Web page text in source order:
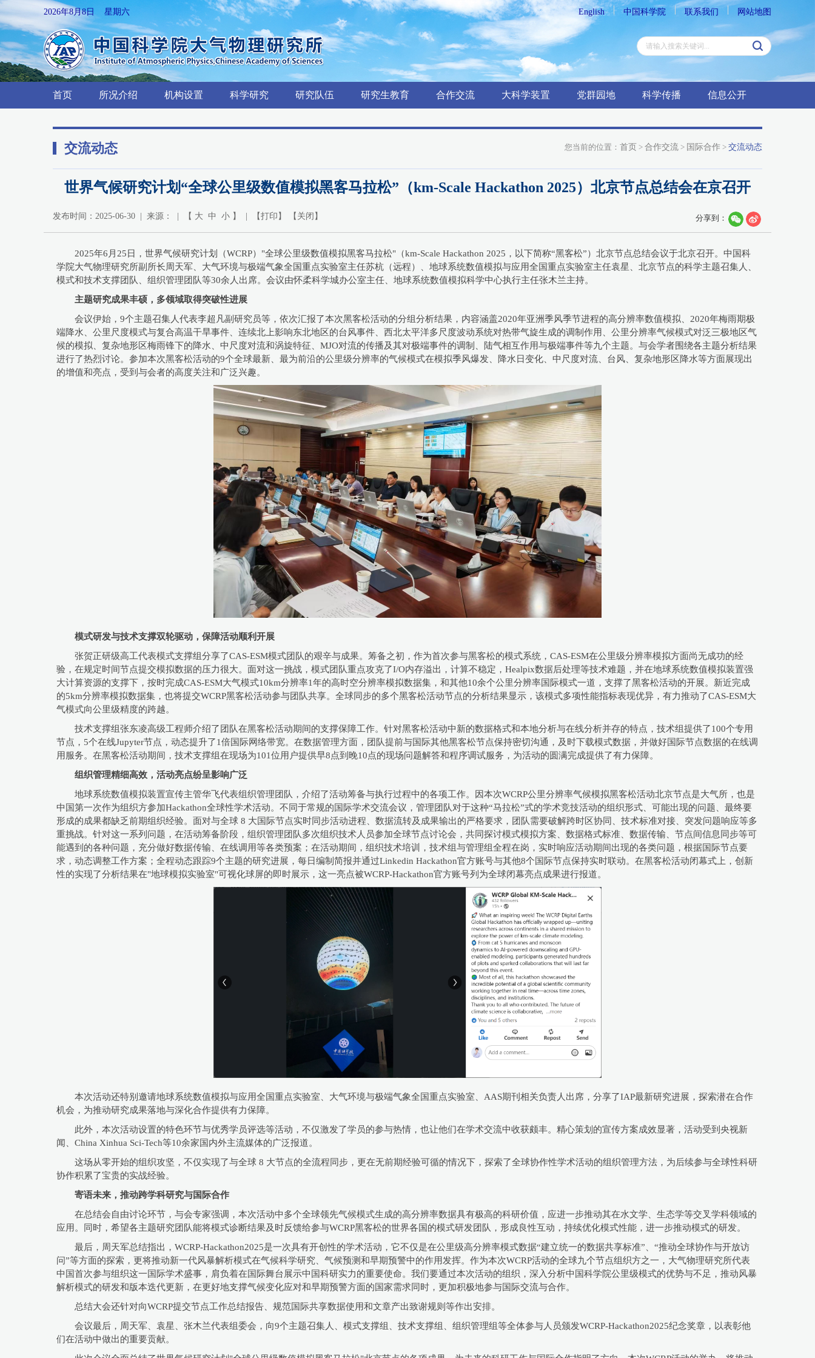
2026年8月8日 星期六 English 中国科学院 联系我们 网站地图
首页 所况介绍 机构设置 科学研究 研究队伍 研究生教育 合作交流 大科学装置 党群园地 科学传播 信息公开
交流动态 您当前的位置： 首页 > 合作交流 > 国际合作 > 交流动态
世界气候研究计划“全球公里级数值模拟黑客马拉松”（km-Scale Hackathon 2025）北京节点总结会在京召开
发布时间：2025-06-30 | 来源： | 【 大 中 小 】 | 【打印 】 【 关闭 】 分享到：
2025年6月25日，世界气候研究计划（WCRP）"全球公里级数值模拟黑客马拉松"（km-Scale Hackathon 2025，以下简称“黑客松”）北京节点总结会议于北京召开。中国科
学院大气物理研究所副所长周天军、大气环境与极端气象全国重点实验室主任苏杭（远程）、地球系统数值模拟与应用全国重点实验室主任袁星、北京节点的科学主题召集人、
模式和技术支撑团队、组织管理团队等30余人出席。会议由怀柔科学城办公室主任、地球系统数值模拟科学中心执行主任张木兰主持。
主题研究成果丰硕，多领域取得突破性进展
会议伊始，9个主题召集人代表李超凡副研究员等，依次汇报了本次黑客松活动的分组分析结果，内容涵盖2020年亚洲季风季节进程的高分辨率数值模拟、2020年梅雨期极
端降水、公里尺度模式与复合高温干旱事件、连续北上影响东北地区的台风事件、西北太平洋多尺度波动系统对热带气旋生成的调制作用、公里分辨率气候模式对泛三极地区气
候的模拟、复杂地形区梅雨锋下的降水、中尺度对流和涡旋特征、MJO对流的传播及其对极端事件的调制、陆气相互作用与极端事件等九个主题。与会学者围绕各主题分析结果
进行了热烈讨论。参加本次黑客松活动的9个全球最新、最为前沿的公里级分辨率的气候模式在模拟季风爆发、降水日变化、中尺度对流、台风、复杂地形区降水等方面展现出
的增值和亮点，受到与会者的高度关注和广泛兴趣。
模式研发与技术支撑双轮驱动，保障活动顺利开展
张贺正研级高工代表模式支撑组分享了CAS-ESM模式团队的艰辛与成果。筹备之初，作为首次参与黑客松的模式系统，CAS-ESM在公里级分辨率模拟方面尚无成功的经
验，在规定时间节点提交模拟数据的压力很大。面对这一挑战，模式团队重点攻克了I/O内存溢出，计算不稳定，Healpix数据后处理等技术难题，并在地球系统数值模拟装置强
大计算资源的支撑下，按时完成CAS-ESM大气模式10km分辨率1年的高时空分辨率模拟数据集，和其他10余个公里分辨率国际模式一道，支撑了黑客松活动的开展。新近完成
的5km分辨率模拟数据集，也将提交WCRP黑客松活动参与团队共享。全球同步的多个黑客松活动节点的分析结果显示，该模式多项性能指标表现优异，有力推动了CAS-ESM大
气模式向公里级精度的跨越。
技术支撑组张东凌高级工程师介绍了团队在黑客松活动期间的支撑保障工作。针对黑客松活动中新的数据格式和本地分析与在线分析并存的特点，技术组提供了100个专用
节点，5个在线Jupyter节点，动态提升了1倍国际网络带宽。在数据管理方面，团队提前与国际其他黑客松节点保持密切沟通，及时下载模式数据，并做好国际节点数据的在线调
用服务。在黑客松活动期间，技术支撑组在现场为101位用户提供早8点到晚10点的现场问题解答和程序调试服务，为活动的圆满完成提供了有力保障。
组织管理精细高效，活动亮点纷呈影响广泛
地球系统数值模拟装置宣传主管华飞代表组织管理团队，介绍了活动筹备与执行过程中的各项工作。因本次WCRP公里分辨率气候模拟黑客松活动北京节点是大气所，也是
中国第一次作为组织方参加Hackathon全球性学术活动。不同于常规的国际学术交流会议，管理团队对于这种“马拉松”式的学术竞技活动的组织形式、可能出现的问题、最终要
形成的成果都缺乏前期组织经验。面对与全球 8 大国际节点实时同步活动进程、数据流转及成果输出的严格要求，团队需要破解跨时区协同、技术标准对接、突发问题响应等多
重挑战。针对这一系列问题，在活动筹备阶段，组织管理团队多次组织技术人员参加全球节点讨论会，共同探讨模式模拟方案、数据格式标准、数据传输、节点间信息同步等可
能遇到的各种问题，充分做好数据传输、在线调用等各类预案；在活动期间，组织技术培训，技术组与管理组全程在岗，实时响应活动期间出现的各类问题，根据国际节点要
求，动态调整工作方案；全程动态跟踪9个主题的研究进展，每日编制简报并通过Linkedin Hackathon官方账号与其他8个国际节点保持实时联动。在黑客松活动闭幕式上，创新
性的实现了分析结果在"地球模拟实验室"可视化球屏的即时展示，这一亮点被WCRP-Hackathon官方账号列为全球闭幕亮点成果进行报道。
本次活动还特别邀请地球系统数值模拟与应用全国重点实验室、大气环境与极端气象全国重点实验室、AAS期刊相关负责人出席，分享了IAP最新研究进展，探索潜在合作
机会，为推动研究成果落地与深化合作提供有力保障。
此外，本次活动设置的特色环节与优秀学员评选等活动，不仅激发了学员的参与热情，也让他们在学术交流中收获颇丰。精心策划的宣传方案成效显著，活动受到央视新
闻、China Xinhua Sci-Tech等10余家国内外主流媒体的广泛报道。
这场从零开始的组织攻坚，不仅实现了与全球 8 大节点的全流程同步，更在无前期经验可循的情况下，探索了全球协作性学术活动的组织管理方法，为后续参与全球性科研
协作积累了宝贵的实战经验。
寄语未来，推动跨学科研究与国际合作
在总结会自由讨论环节，与会专家强调，本次活动中多个全球领先气候模式生成的高分辨率数据具有极高的科研价值，应进一步推动其在水文学、生态学等交叉学科领域的
应用。同时，希望各主题研究团队能将模式诊断结果及时反馈给参与WCRP黑客松的世界各国的模式研发团队，形成良性互动，持续优化模式性能，进一步推动模式的研发。
最后，周天军总结指出，WCRP-Hackathon2025是一次具有开创性的学术活动，它不仅是在公里级高分辨率模式数据“建立统一的数据共享标准”、“推动全球协作与开放访
问”等方面的探索，更将推动新一代风暴解析模式在气候科学研究、气候预测和早期预警中的作用发挥。作为本次WCRP活动的全球九个节点组织方之一，大气物理研究所代表
中国首次参与组织这一国际学术盛事，肩负着在国际舞台展示中国科研实力的重要使命。我们要通过本次活动的组织，深入分析中国科学院公里级模式的优势与不足，推动风暴
解析模式的研发和版本迭代更新，在更好地支撑气候变化应对和早期预警方面的国家需求同时，更加积极地参与国际交流与合作。
总结大会还针对向WCRP提交节点工作总结报告、规范国际共享数据使用和文章产出致谢规则等作出安排。
会议最后，周天军、袁星、张木兰代表组委会，向9个主题召集人、模式支撑组、技术支撑组、组织管理组等全体参与人员颁发WCRP-Hackathon2025纪念奖章，以表彰他
们在活动中做出的重要贡献。